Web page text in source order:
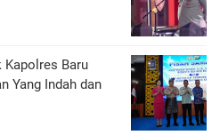
Baru
Yang Indah dan